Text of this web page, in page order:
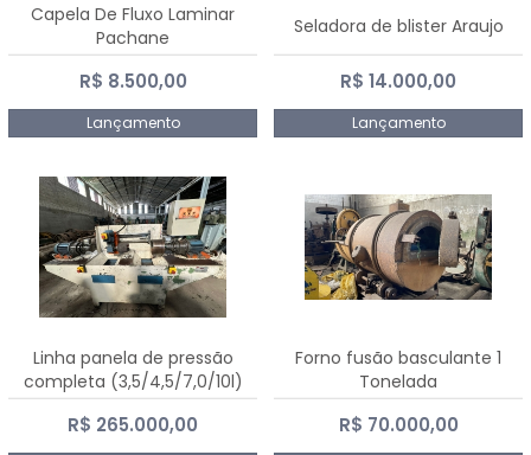
Capela De Fluxo Laminar
Pachane
R$ 8.500,00
Lançamento
Seladora de blister Araujo
R$ 14.000,00
Lançamento
Linha panela de pressão
completa (3,5/4,5/7,0/10l)
R$ 265.000,00
Forno fusão basculante 1
Tonelada
R$ 70.000,00